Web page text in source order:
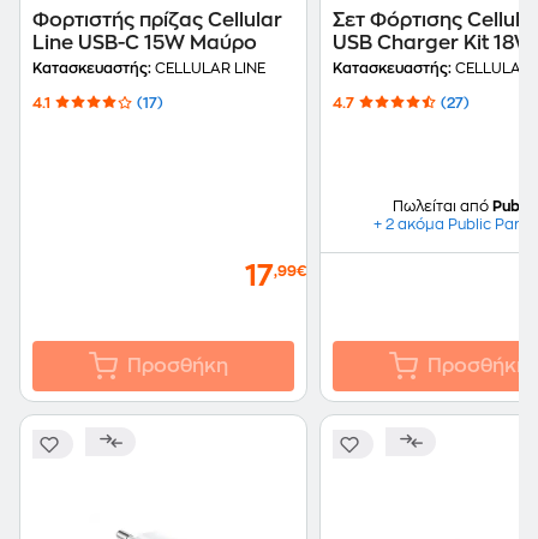
Φορτιστής πρίζας Cellular
Line USB-C 15W Μαύρο
Κατασκευαστής: CELLULAR LINE
4.1 (17)
17,99€
Προσθήκη
Σετ Φόρτισης
USB Charger Kit 18W
Καλώδιο USB-A σε
Κατασκευαστής: CELLULAR
4.7 (27)
Πωλείται από Public
+ 2 ακόμα Public
Προσθήκη